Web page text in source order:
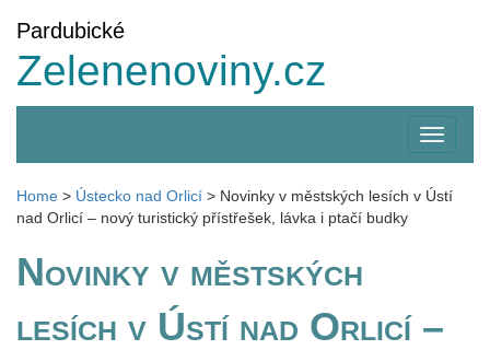
Pardubické
Zelenenoviny.cz
menu
Home > Ústecko nad Orlicí > Novinky v městských lesích v Ústí
nad Orlicí – nový turistický přístřešek, lávka i ptačí budky
Novinky v městských
lesích v Ústí nad Orlicí –